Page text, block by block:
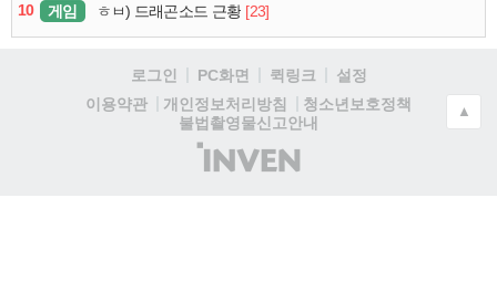
10
게임 ㅎㅂ) 드래곤소드 근황 [23]
로그인 PC화면 퀵링크
설정
이용약관
개인정보처리방침
청소년보호정책
불법촬영물신고안내
(주)
인
▲